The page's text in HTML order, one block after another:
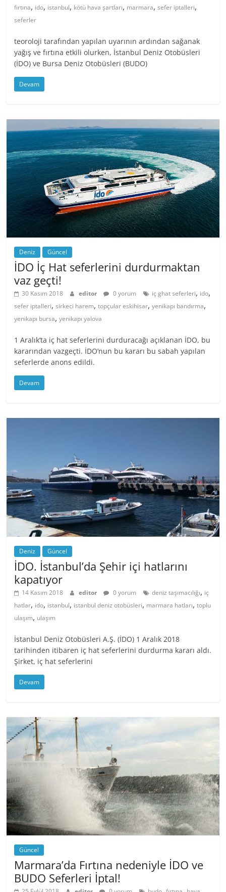
fırtına, ido, istanbul, kötü hava şartları, marmara,sefer iptalleri,
seferler
teoroloji tarafından yapılan uyarının ardından sağanak
yağış ve fırtına etkili olurken, İstanbul Deniz Otobüsleri
(İDO) ve Bursa Deniz Otobüsleri (BUDO)
Devam
Deniz Güncel
İDO İç Hat seferlerini durdurmaktan
vaz geçti!
30 Kasım 2018 editor 0 yorum iç ghat seferleri, ido,
sefer iptalleri,sirkeci harem,topçular eskihisar,yenikapı bandırma,
yenikapı bursa,yenikapı yalova
1 Aralık’ta iç hat seferlerini durduracağı açıklanan İDO, bu
kararından vazgeçti. İDO’nun bu kararı bu sabah yapılan
seferlerde anons edildi.
Devam
Deniz Güncel
İDO. İstanbul’da Şehir içi hatlarını
kapatıyor
14 Kasım 2018 editor 0 yorum deniz taşımacılığı, iç
hatlar, ido, istanbul, istanbul deniz otobüsleri, marmara hatları,toplu
ulaşım, ulaşım
İstanbul Deniz Otobüsleri A.Ş. (İDO) 1 Aralık 2018
tarihinden itibaren iç hat seferlerini durdurma kararı aldı.
Şirket, iç hat seferlerini
Devam
Güncel
Marmara’da Fırtına nedeniyle İDO ve
BUDO Seferleri İptal!